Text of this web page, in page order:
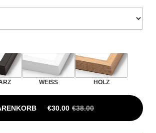
WEISS HOLZ
€30.00 €38.00